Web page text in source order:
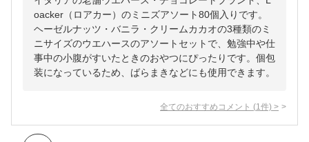
oacker（ロアカー）のミニズアソート80個入りです。
ヘーゼルナッツ・バニラ・クリームカカオの3種類のミ
ニサイズのウエハースのアソートセットで、勉強中や仕
事中の小腹がすいたときのおやつにぴったりです。個包
装になっているため、ばらまきなどにも使用できます。
全てのおすすめコメント (1 件) >